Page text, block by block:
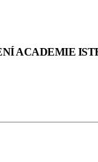
ACADEMIE